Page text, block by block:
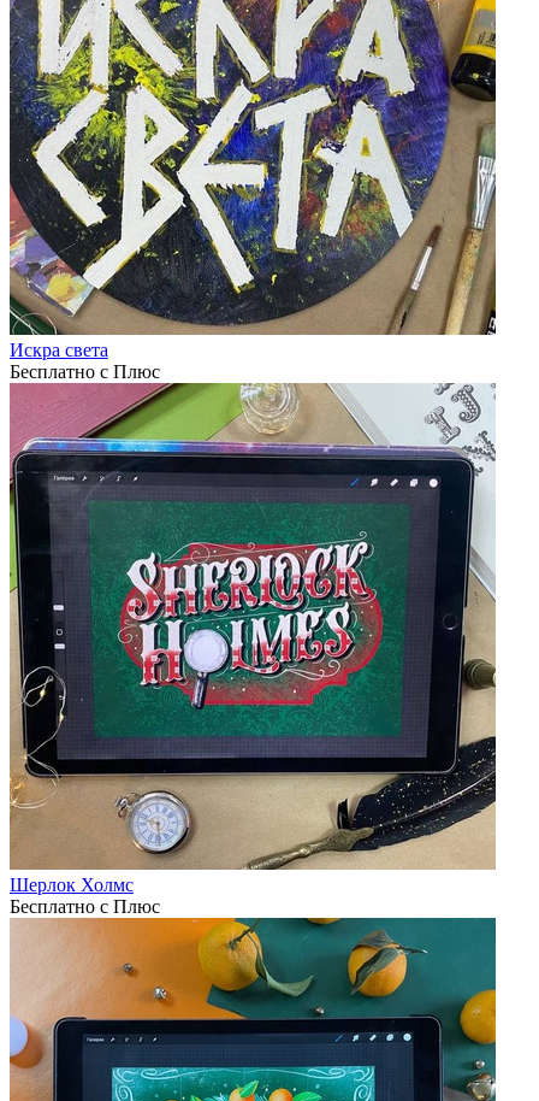
Искра света
Бесплатно с Плюс
Шерлок Холмс
Бесплатно с Плюс